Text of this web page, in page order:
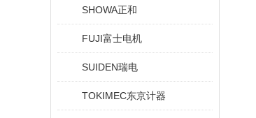
SHOWA正和
FUJI富士电机
SUIDEN瑞电
TOKIMEC东京计器